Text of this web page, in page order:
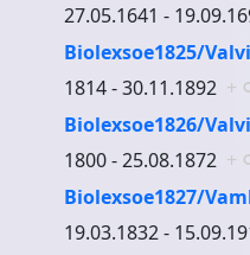
27.05.1641 -
Biolexsoe1825/
1814 - 30.11.1892 +
Biolexsoe1826/
1800 - 25.08.1872 +
Biolexsoe1827/
19.03.1832 -